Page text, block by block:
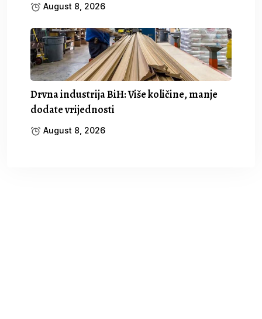
August 8, 2026
Drvna industrija BiH: Više količine, manje
dodate vrijednosti
August 8, 2026